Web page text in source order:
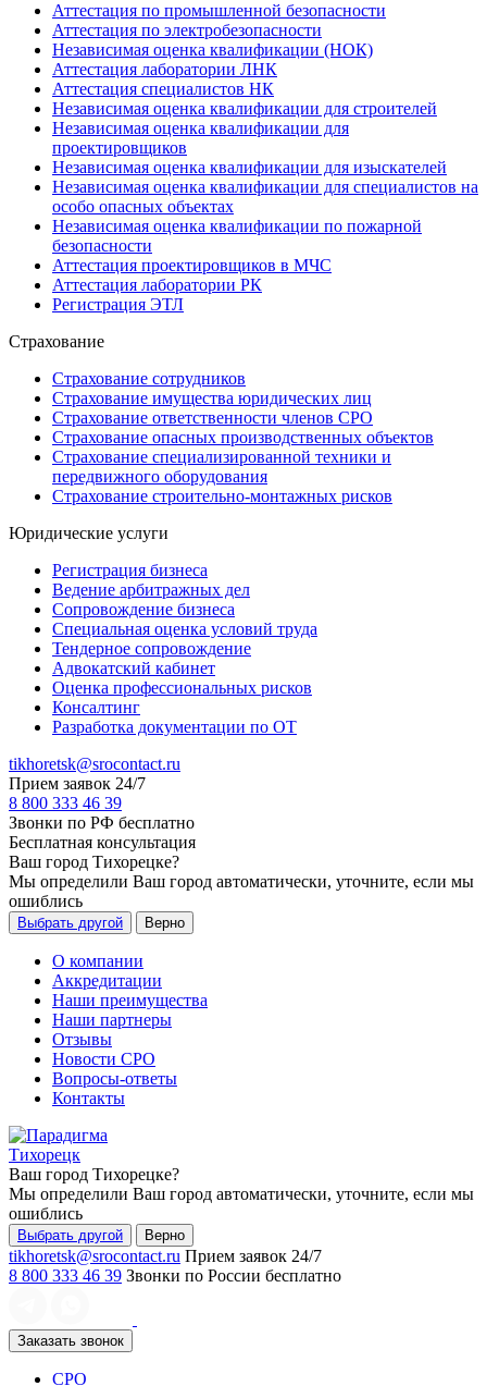
Аттестация по промышленной безопасности
Аттестация по электробезопасности
Независимая оценка квалификации (НОК)
Аттестация лаборатории ЛНК
Аттестация специалистов НК
Независимая оценка квалификации для строителей
Независимая оценка квалификации для
проектировщиков
Независимая оценка квалификации для изыскателей
Независимая оценка квалификации для специалистов на
особо опасных объектах
Независимая оценка квалификации по пожарной
безопасности
Аттестация проектировщиков в МЧС
Аттестация лаборатории РК
Регистрация ЭТЛ
Страхование
Страхование сотрудников
Страхование имущества юридических лиц
Страхование ответственности членов СРО
Страхование опасных производственных объектов
Страхование специализированной техники и
передвижного оборудования
Страхование строительно-монтажных рисков
Юридические услуги
Регистрация бизнеса
Ведение арбитражных дел
Сопровождение бизнеса
Специальная оценка условий труда
Тендерное сопровождение
Адвокатский кабинет
Оценка профессиональных рисков
Консалтинг
Разработка документации по ОТ
tikhoretsk@srocontact.ru
Прием заявок 24/7
8 800 333 46 39
Звонки по РФ бесплатно
Бесплатная консультация
Ваш город Тихорецке?
Мы определили Ваш город автоматически, уточните, если мы
ошиблись
Выбрать другой Верно
О компании
Аккредитации
Наши преимущества
Наши партнеры
Отзывы
Новости СРО
Вопросы-ответы
Контакты
Тихорецк
Ваш город Тихорецке?
Мы определили Ваш город автоматически, уточните, если мы
ошиблись
Выбрать другой Верно
tikhoretsk@srocontact.ru Прием заявок 24/7
8 800 333 46 39 Звонки по России бесплатно
Заказать звонок
СРО